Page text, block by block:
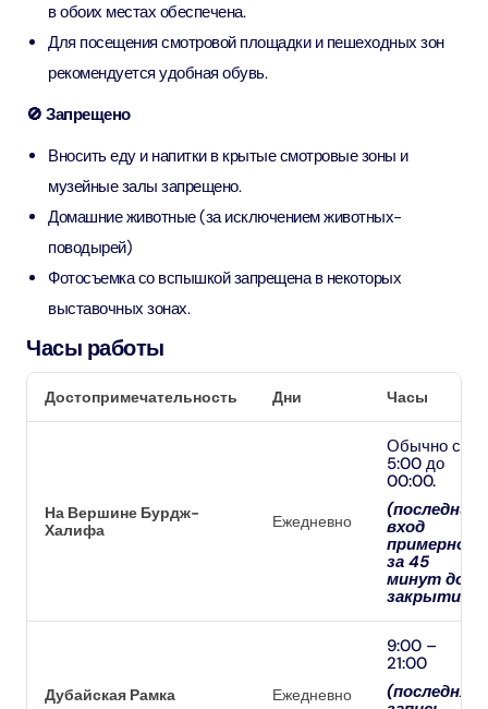
в обоих местах обеспечена.
Для посещения смотровой площадки и пешеходных зон
рекомендуется удобная обувь.
🚫 Запрещено
Вносить еду и напитки в крытые смотровые зоны и
музейные залы запрещено.
Домашние животные (за исключением животных-
поводырей)
Фотосъемка со вспышкой запрещена в некоторых
выставочных зонах.
Часы работы
Достопримечательность Дни Часы
На Вершине Бурдж-
Халифа
Ежедневно
Обычно с
5:00 до
00:00.
(последний
вход
примерно
за 45
минут до
закрытия)
Дубайская Рамка Ежедневно
9:00 –
21:00
(последняя